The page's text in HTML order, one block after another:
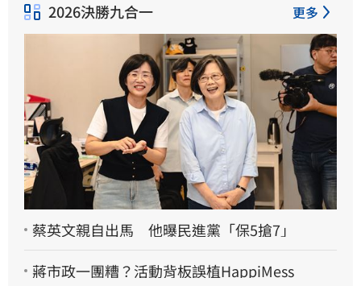
2026決勝九合一 更多
蔡英文親自出馬 他曝民進黨「保5搶7」
蔣市政一團糟？活動背板誤植HappiMess